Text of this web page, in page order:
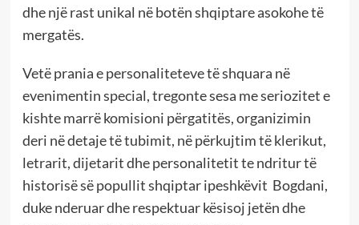
dhe një rast unikal në botën shqiptare asokohe të
mergatës.
Vetë prania e personaliteteve të shquara në
evenimentin special, tregonte sesa me seriozitet e
kishte marrë komisioni përgatitës, organizimin
deri në detaje të tubimit, në përkujtim të klerikut,
letrarit, dijetarit dhe personalitetit te ndritur të
historisë së popullit shqiptar ipeshkëvit Bogdani,
duke nderuar dhe respektuar kësisoj jetën dhe